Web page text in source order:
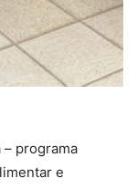
– programa
e